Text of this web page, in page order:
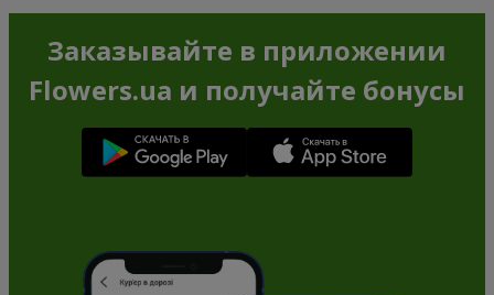
Заказывайте в приложении
Flowers.ua и получайте бонусы